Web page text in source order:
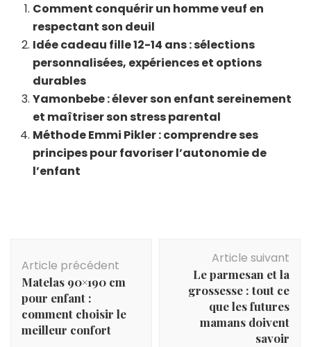
Comment conquérir un homme veuf en
respectant son deuil
Idée cadeau fille 12-14 ans : sélections
personnalisées, expériences et options
durables
Yamonbebe : élever son enfant sereinement
et maîtriser son stress parental
Méthode Emmi Pikler : comprendre ses
principes pour favoriser l’autonomie de
l’enfant
d'article
Article précédent
Matelas 90×190 cm
pour enfant :
comment choisir le
meilleur confort
Article suivant
Le parmesan et la
grossesse : tout ce
que les futures
mamans doivent
savoir